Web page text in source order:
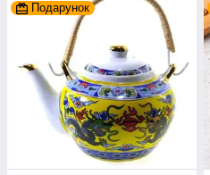
Подарунок